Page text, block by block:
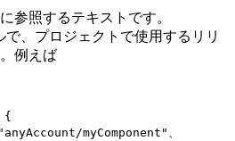
参照するテキストです。
で、プロジェクトで使用するリリ
例えば
{
myComponent"、